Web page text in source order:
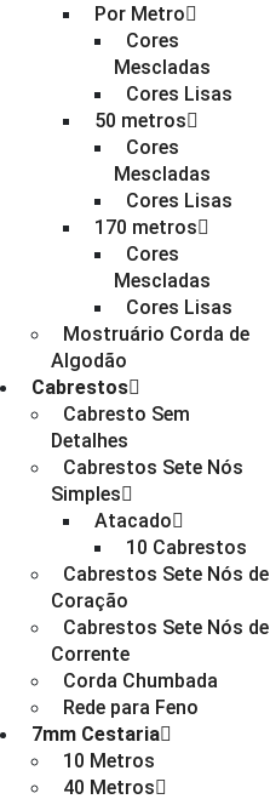
Por Metro
Cores
Mescladas
Cores Lisas
50 metros
Cores
Mescladas
Cores Lisas
170 metros
Cores
Mescladas
Cores Lisas
Mostruário Corda de
Algodão
Cabrestos
Cabresto Sem
Detalhes
Cabrestos Sete Nós
Simples
Atacado
10 Cabrestos
Cabrestos Sete Nós de
Coração
Cabrestos Sete Nós de
Corrente
Corda Chumbada
Rede para Feno
7mm Cestaria
10 Metros
40 Metros